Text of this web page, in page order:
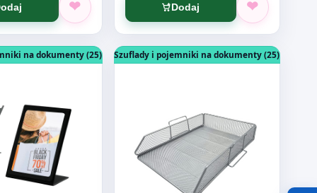
Dodaj
STOJAK NA ULOTKĘ A4 L PION J14.3768 czarny
na dokumenty (25) Otwórz produkt: TRES SZUFLADA
Szuflady i pojemniki na dokumenty (25)